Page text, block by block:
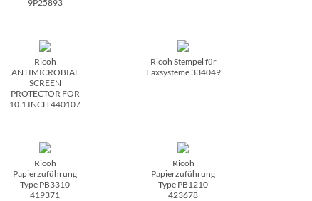
9P25893
Ricoh
ANTIMICROBIAL
SCREEN
PROTECTOR FOR
10.1 INCH 440107
Ricoh Stempel für
Faxsysteme 334049
Ricoh
Papierzuführung
Type PB3310
419371
Ricoh
Papierzuführung
Type PB1210
423678